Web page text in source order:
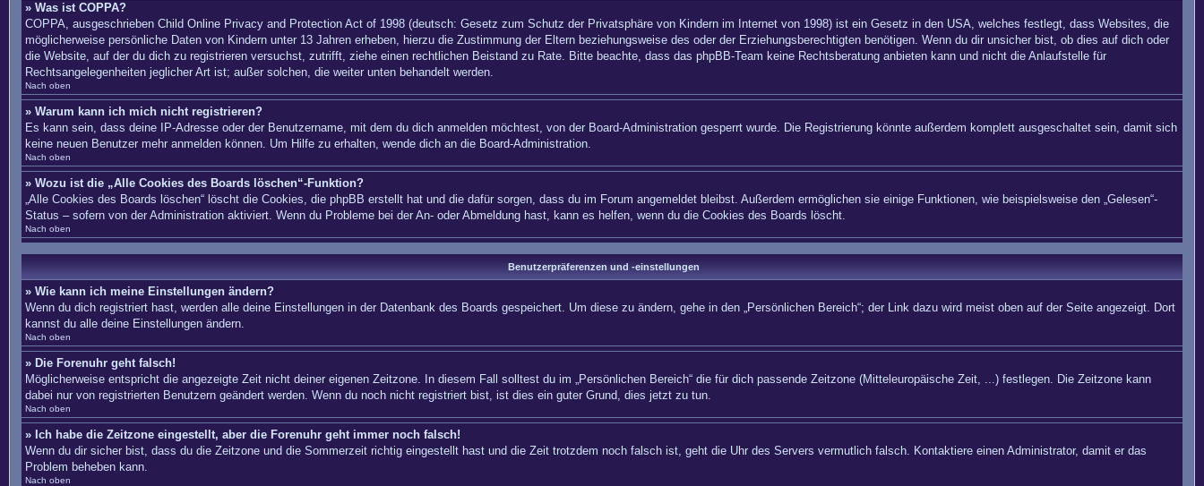
» Was ist COPPA?
COPPA, ausgeschrieben Child Online Privacy and Protection Act of 1998 (deutsch: Gesetz zum Schutz der Privatsphäre von Kindern im Internet von 1998) ist ein Gesetz in den USA, welches festlegt, dass Websites, die
möglicherweise persönliche Daten von Kindern unter 13 Jahren erheben, hierzu die Zustimmung der Eltern beziehungsweise des oder der Erziehungsberechtigten benötigen. Wenn du dir unsicher bist, ob dies auf dich oder
die Website, auf der du dich zu registrieren versuchst, zutrifft, ziehe einen rechtlichen Beistand zu Rate. Bitte beachte, dass das phpBB-Team keine Rechtsberatung anbieten kann und nicht die Anlaufstelle für
Rechtsangelegenheiten jeglicher Art ist; außer solchen, die weiter unten behandelt werden.
Nach oben
» Warum kann ich mich nicht registrieren?
Es kann sein, dass deine IP-Adresse oder der Benutzername, mit dem du dich anmelden möchtest, von der Board-Administration gesperrt wurde. Die Registrierung könnte außerdem komplett ausgeschaltet sein, damit sich
keine neuen Benutzer mehr anmelden können. Um Hilfe zu erhalten, wende dich an die Board-Administration.
Nach oben
» Wozu ist die „Alle Cookies des Boards löschen“-Funktion?
„Alle Cookies des Boards löschen“ löscht die Cookies, die phpBB erstellt hat und die dafür sorgen, dass du im Forum angemeldet bleibst. Außerdem ermöglichen sie einige Funktionen, wie beispielsweise den „Gelesen“-
Status – sofern von der Administration aktiviert. Wenn du Probleme bei der An- oder Abmeldung hast, kann es helfen, wenn du die Cookies des Boards löscht.
Nach oben
Benutzerpräferenzen und -einstellungen
» Wie kann ich meine Einstellungen ändern?
Wenn du dich registriert hast, werden alle deine Einstellungen in der Datenbank des Boards gespeichert. Um diese zu ändern, gehe in den „Persönlichen Bereich“; der Link dazu wird meist oben auf der Seite angezeigt. Dort
kannst du alle deine Einstellungen ändern.
Nach oben
» Die Forenuhr geht falsch!
Möglicherweise entspricht die angezeigte Zeit nicht deiner eigenen Zeitzone. In diesem Fall solltest du im „Persönlichen Bereich“ die für dich passende Zeitzone (Mitteleuropäische Zeit, ...) festlegen. Die Zeitzone kann
dabei nur von registrierten Benutzern geändert werden. Wenn du noch nicht registriert bist, ist dies ein guter Grund, dies jetzt zu tun.
Nach oben
» Ich habe die Zeitzone eingestellt, aber die Forenuhr geht immer noch falsch!
Wenn du dir sicher bist, dass du die Zeitzone und die Sommerzeit richtig eingestellt hast und die Zeit trotzdem noch falsch ist, geht die Uhr des Servers vermutlich falsch. Kontaktiere einen Administrator, damit er das
Problem beheben kann.
Nach oben